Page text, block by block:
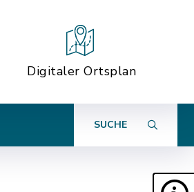
Digitaler Ortsplan
SUCHE